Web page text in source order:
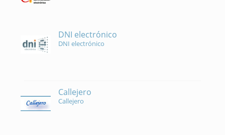
DNI electrónico
DNI electrónico
Callejero
Callejero